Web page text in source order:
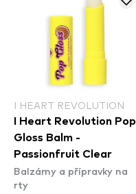
I HEART REVOLUTION
I Heart Revolution Pop
Gloss Balm -
Passionfruit Clear
Balzámy a přípravky na
rty